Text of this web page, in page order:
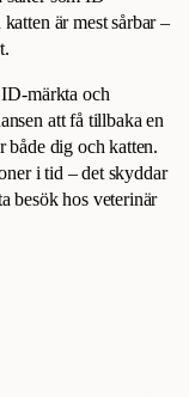
är mest sårbar –
märkta och
att få tillbaka en
både dig och katten.
i tid – det skyddar
besök hos veterinär